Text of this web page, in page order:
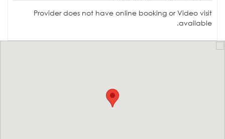
Provider does not have online booking or Video visit
available.